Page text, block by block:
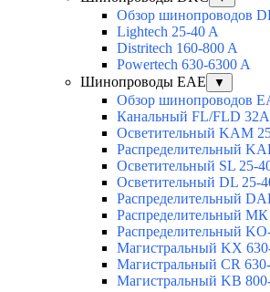
Обзор шинопроводов
Lightech 25-40 A
Distritech 160-800 A
Powertech 630-6300 A
Шинопроводы EAE
▼
Обзор шинопроводов
Канальный FL/FLD 32A
Осветительный KAM
Распределительный
Осветительный SL 25-
Осветительный DL 25-
Распределительный
Распределительный
Распределительный
Магистральный KX
Магистральный CR
Магистральный KB